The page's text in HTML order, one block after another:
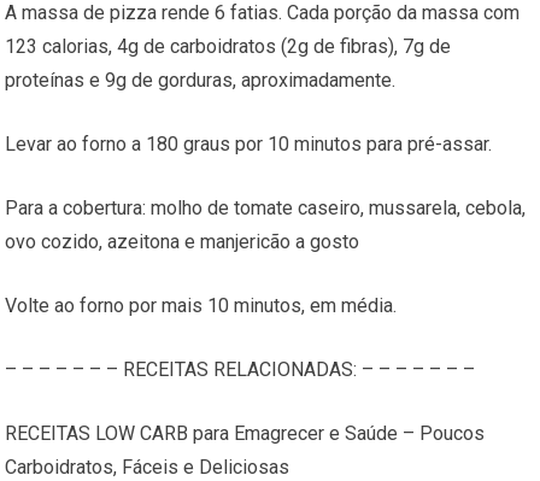
A massa de pizza rende 6 fatias. Cada porção da massa com
123 calorias, 4g de carboidratos (2g de fibras), 7g de
proteínas e 9g de gorduras, aproximadamente.
Levar ao forno a 180 graus por 10 minutos para pré-assar.
Para a cobertura: molho de tomate caseiro, mussarela, cebola,
ovo cozido, azeitona e manjericão a gosto
Volte ao forno por mais 10 minutos, em média.
– – – – – – – RECEITAS RELACIONADAS: – – – – – – –
RECEITAS LOW CARB para Emagrecer e Saúde – Poucos
Carboidratos, Fáceis e Deliciosas